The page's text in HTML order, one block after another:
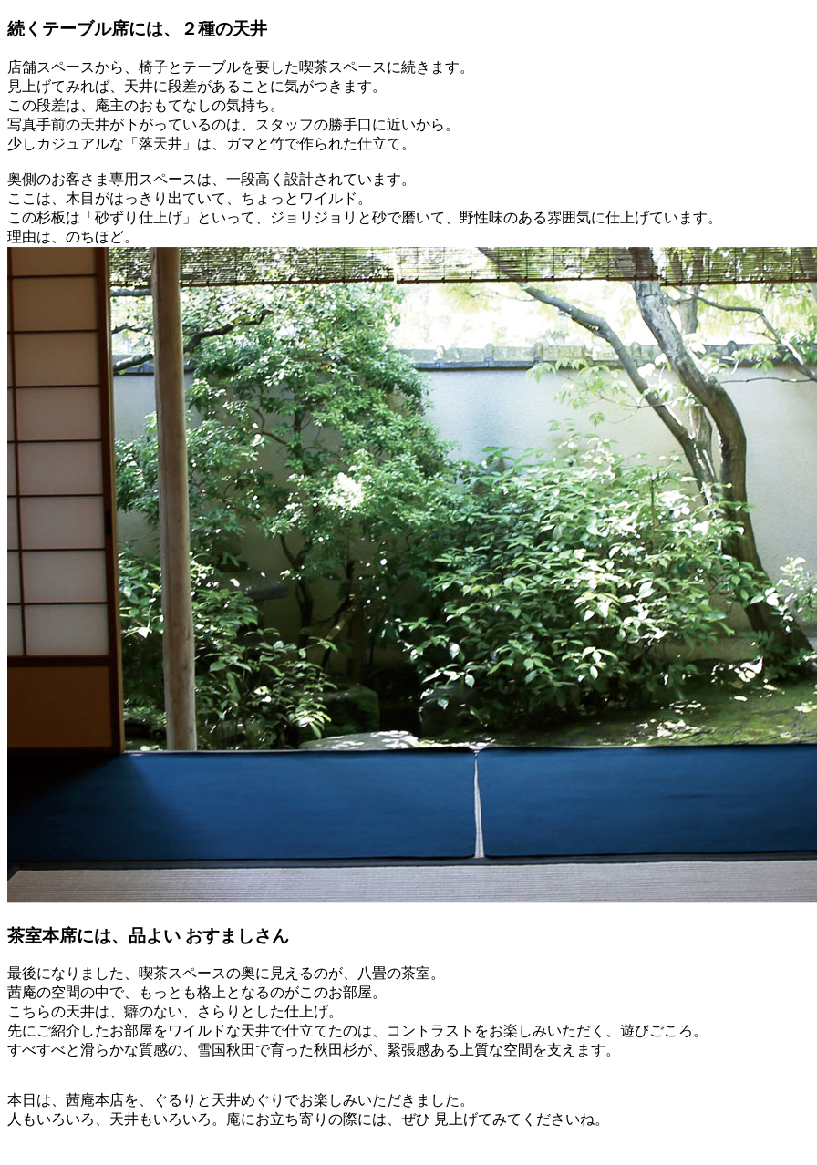
続くテーブル席には、２種の天井
店舗スペースから、椅子とテーブルを要した喫茶スペースに続きます。
見上げてみれば、天井に段差があることに気がつきます。
この段差は、庵主のおもてなしの気持ち。
写真手前の天井が下がっているのは、スタッフの勝手口に近いから。
少しカジュアルな「落天井」は、ガマと竹で作られた仕立て。
奥側のお客さま専用スペースは、一段高く設計されています。
ここは、木目がはっきり出ていて、ちょっとワイルド。
この杉板は「砂ずり仕上げ」といって、ジョリジョリと砂で磨いて、野性味のある雰囲気に仕上げています。
理由は、のちほど。
茶室本席には、品よい おすましさん
最後になりました、喫茶スペースの奥に見えるのが、八畳の茶室。
茜庵の空間の中で、もっとも格上となるのがこのお部屋。
こちらの天井は、癖のない、さらりとした仕上げ。
先にご紹介したお部屋をワイルドな天井で仕立てたのは、コントラストをお楽しみいただく、遊びごころ。
すべすべと滑らかな質感の、雪国秋田で育った秋田杉が、緊張感ある上質な空間を支えます。
本日は、茜庵本店を、ぐるりと天井めぐりでお楽しみいただきました。
人もいろいろ、天井もいろいろ。庵にお立ち寄りの際には、ぜひ 見上げてみてくださいね。